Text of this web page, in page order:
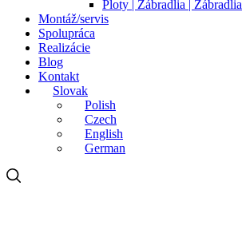
Ploty | Zábradlia | Zábradlia
Montáž/servis
Spolupráca
Realizácie
Blog
Kontakt
Slovak
Polish
Czech
English
German